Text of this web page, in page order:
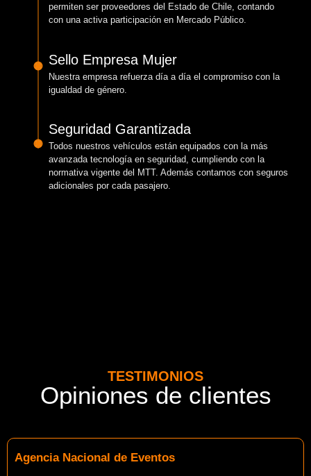
permiten ser proveedores del Estado de Chile, contando
con una activa participación en Mercado Público.
Sello Empresa Mujer
Nuestra empresa refuerza día a día el compromiso con la
igualdad de género.
Seguridad Garantizada
Todos nuestros vehículos están equipados con la más
avanzada tecnología en seguridad, cumpliendo con la
normativa vigente del MTT. Además contamos con seguros
adicionales por cada pasajero.
TESTIMONIOS
Opiniones de clientes
Agencia Nacional de Eventos